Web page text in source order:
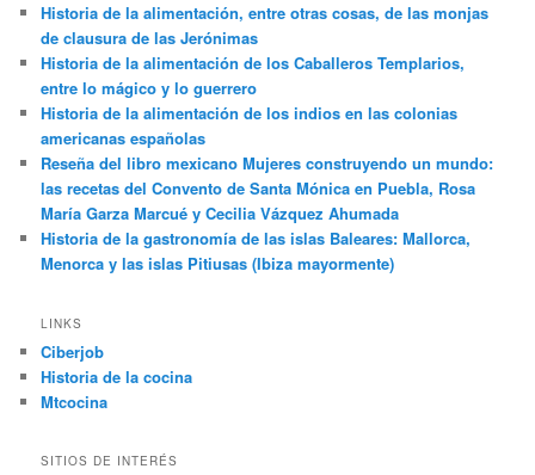
Historia de la alimentación, entre otras cosas, de las monjas
de clausura de las Jerónimas
Historia de la alimentación de los Caballeros Templarios,
entre lo mágico y lo guerrero
Historia de la alimentación de los indios en las colonias
americanas españolas
Reseña del libro mexicano Mujeres construyendo un mundo:
las recetas del Convento de Santa Mónica en Puebla, Rosa
María Garza Marcué y Cecilia Vázquez Ahumada
Historia de la gastronomía de las islas Baleares: Mallorca,
Menorca y las islas Pitiusas (Ibiza mayormente)
LINKS
Ciberjob
Historia de la cocina
Mtcocina
SITIOS DE INTERÉS